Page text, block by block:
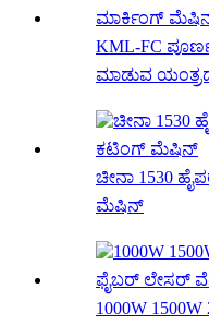
KML-FC
ಮಾಡುವ
ಚೀನಾ 1530
ಮೆಷಿನ್
1000W 1500W